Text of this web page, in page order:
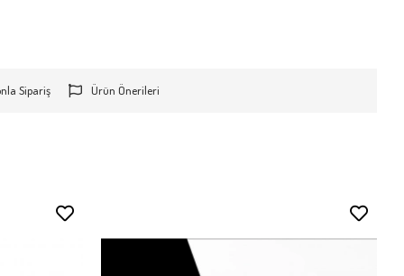
Sipariş Ürün Önerileri